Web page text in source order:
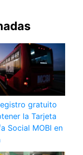
gratuito
la Tarjeta
Social MOBI en